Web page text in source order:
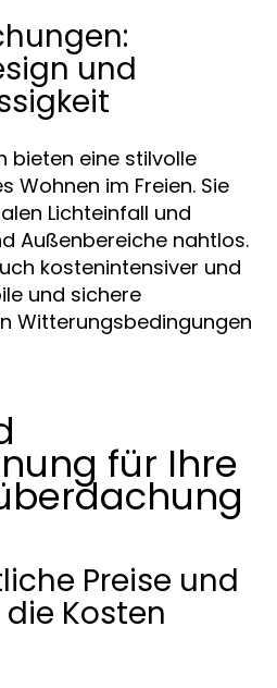
und
bieten eine stilvolle
Wohnen im Freien. Sie
Lichteinfall und
Außenbereiche nahtlos.
kostenintensiver und
und sichere
Witterungsbedingungen
für Ihre
Preise und
Kosten